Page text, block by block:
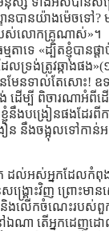
ានបានយ៉ាងម៉េចទ
របស់លោកគ្រូណាស់»។
តាទេ «ដ្បិតខ្ញុំបានផ្
ែលទ្រង់ត្រូវឆ្កាងផ
នមែនទាល់តែសោះ!
ង់ ដើម្បី ពិចារណាអំ
ញុំនឹងបង្រៀនផងដែរ
នឹងចង្អុលទៅកាន់អ
ល់អស់អ្នកដែលកំពុងត
ង្គ្រោះវិញ ព្រោះមា
និងលើកចំណេះរបស់ពួ
ៅឯណា តើអ្នកដេញ